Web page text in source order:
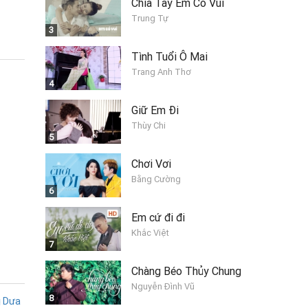
3
Chia Tay Em Có Vui
Trung Tự
4
Tình Tuổi Ô Mai
Trang Anh Thơ
5
Giữ Em Đi
Thùy Chi
6
Chơi Vơi
Bằng Cường
7
Em cứ đi đi
Khắc Việt
8
Chàng Béo Thủy Chung
Nguyễn Đình Vũ